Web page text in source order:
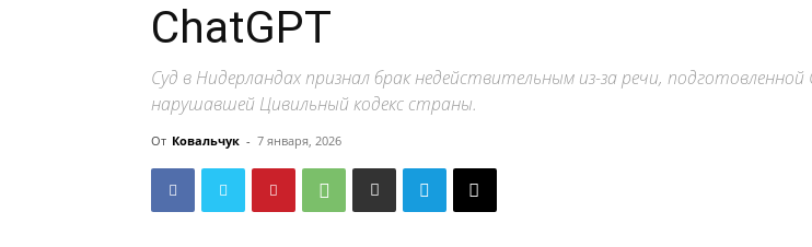
ChatGPT
Суд в Нидерландах признал брак недействительным из-за речи, подготовленной
нарушавшей Цивильный кодекс страны.
От Ковальчук - 7 января, 2026